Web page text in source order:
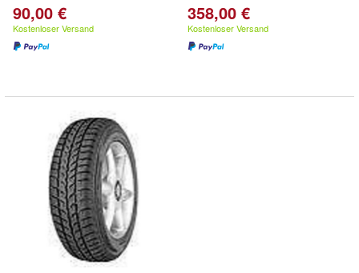
90,00 €
Kostenloser Versand
358,00 €
Kostenloser Versand